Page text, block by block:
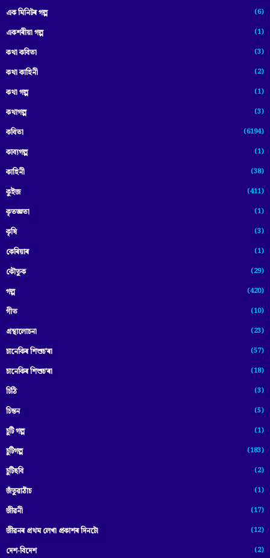
এক মিনিটৰ গল্প (6)
একশৰীয়া গল্প (1)
কথা কবিতা (3)
কথা কাহিনী (2)
কথা গল্প (1)
কথাগল্প (3)
কবিতা (6194)
কাব্যগল্প (1)
কাহিনী (38)
কুইজ (411)
কৃতজ্ঞতা (1)
কৃষি (3)
কেৰিয়াৰ (1)
কৌতুক (29)
গল্প (420)
গীত (10)
গ্ৰন্থালোচনা (23)
চানেকিৰ শিশুচ'ৰা (57)
চানেকিৰ শিশুচ’ৰা (18)
চিঠি (3)
চিন্তন (5)
চুটি গল্প (1)
চুটিগল্প (183)
চুটিছবি (2)
জঁতুৱাঠাঁচ (1)
জীৱনী (17)
জীৱনৰ প্ৰথম লেখা প্ৰকাশৰ দিনটো (12)
দেশ-বিদেশ (2)